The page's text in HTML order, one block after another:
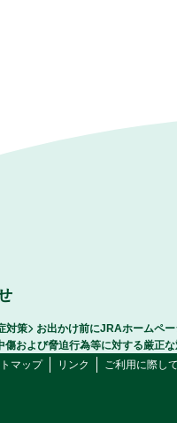
対策
お出かけ前にJRAホームペ
傷および脅迫行為等に対する厳正
マップ リンク ご利用に際し